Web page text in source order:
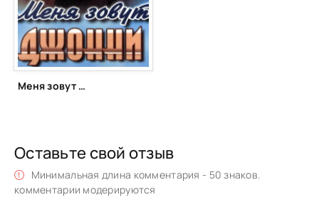
Меня зовут Джонни (1970)
Оставьте свой отзыв
Минимальная длина комментария - 50 знаков.
комментарии модерируются